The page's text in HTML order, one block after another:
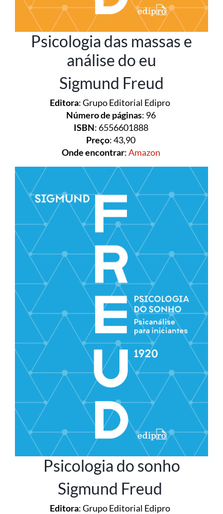
Psicologia das massas e
análise do eu
Sigmund Freud
Editora: Grupo Editorial Edipro
Número de páginas: 96
ISBN: 6556601888
Preço: 43,90
Onde encontrar:Amazon
Psicologia do sonho
Sigmund Freud
Editora: Grupo Editorial Edipro